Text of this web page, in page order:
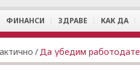
ФИНАНСИ ЗДРАВЕ КАК ДА
/Да убедим